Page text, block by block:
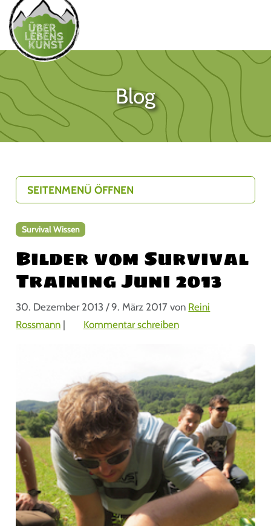
Blog
Survival Wissen
Bilder vom Survival
Training Juni 2013
30. Dezember 2013 / 9. März 2017 von Reini
Rossmann | Kommentar schreiben
SEITENMENÜ ÖFFNEN